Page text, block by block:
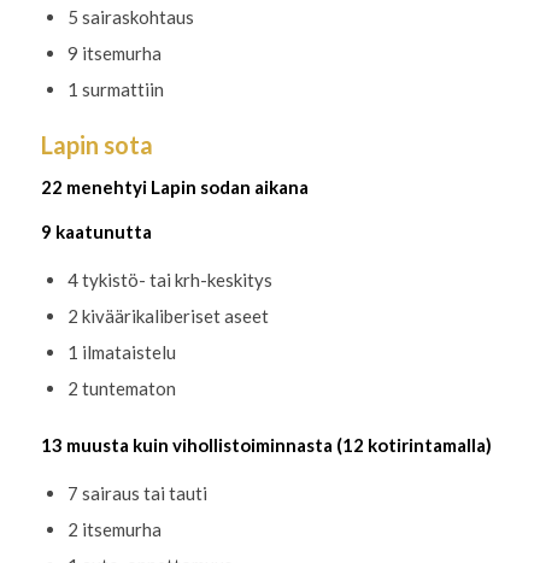
5 sairaskohtaus
9 itsemurha
1 surmattiin
Lapin sota
22 menehtyi Lapin sodan aikana
9 kaatunutta
4 tykistö- tai krh-keskitys
2 kiväärikaliberiset aseet
1 ilmataistelu
2 tuntematon
13 muusta kuin vihollistoiminnasta (12 kotirintamalla)
7 sairaus tai tauti
2 itsemurha